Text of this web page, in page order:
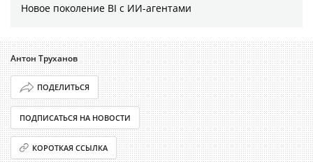
Новое поколение BI с ИИ-агентами
Антон Труханов
ПОДЕЛИТЬСЯ
ПОДПИСАТЬСЯ НА НОВОСТИ
КОРОТКАЯ ССЫЛКА